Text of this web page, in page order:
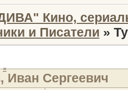
Кино,
и Писатели »
Иван Сергеевич
»